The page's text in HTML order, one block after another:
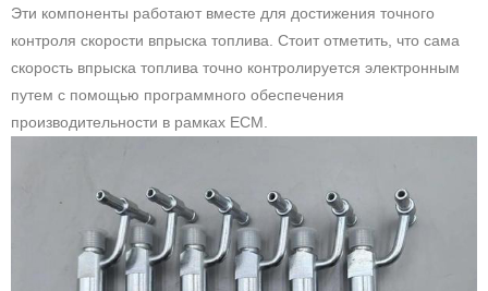
Эти компоненты работают вместе для достижения точного
контроля скорости впрыска топлива. Стоит отметить, что сама
скорость впрыска топлива точно контролируется электронным
путем с помощью программного обеспечения
производительности в рамках ECM.